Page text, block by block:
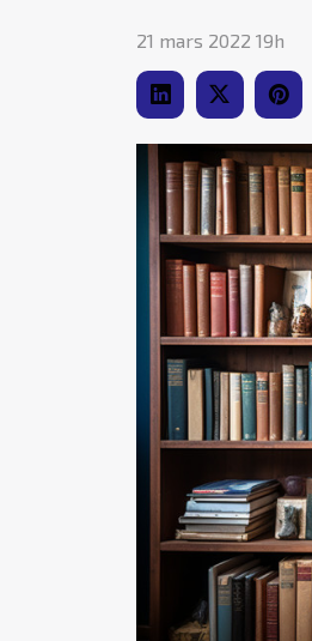
21 mars 2022 19h